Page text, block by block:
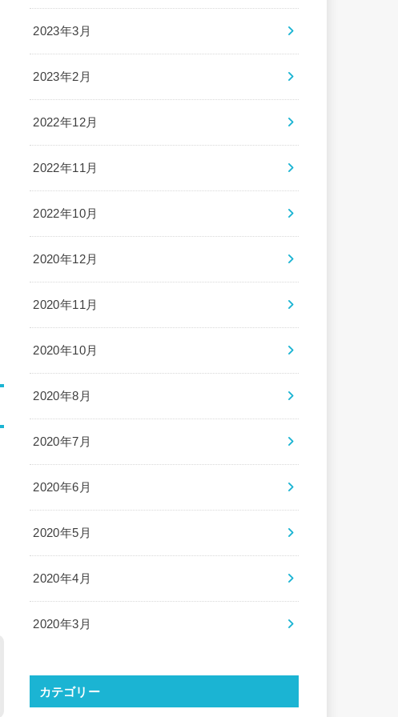
2023年3月
2023年2月
2022年12月
2022年11月
2022年10月
2020年12月
2020年11月
2020年10月
2020年8月
2020年7月
2020年6月
2020年5月
2020年4月
2020年3月
カテゴリー